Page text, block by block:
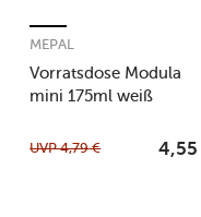
Vorratsdose Modula
mini 175ml weiß
MEPAL
UVP4,79 € 4,55